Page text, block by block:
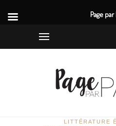
LITTÉRATURE
Page par